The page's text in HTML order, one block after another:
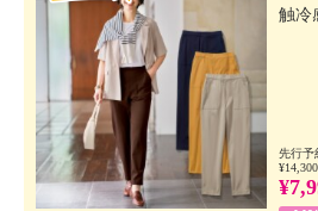
触冷
先行予
¥14,300